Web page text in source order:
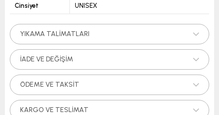
Cinsiyet UNISEX
YIKAMA TALIMATLARI
İADE VE DEĞIŞIM
ÖDEME VE TAKSIT
KARGO VE TESLIMAT